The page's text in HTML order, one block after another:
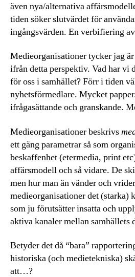
även nya/alternativa
tiden söker slutvärdet för
ingångsvärden. En verbifiering
Medieorganisationer tycker jag
ifrån detta perspektiv. Vad har vi
för oss i samhället? Förr i tiden
nyhetsförmedlare. Mycket
ifrågasättande och granskande.
Medieorganisationer beskrivs
ett gäng parametrar så som
beskaffenhet (etermedia, print
affärsmodell och så vidare. De
men hur man än vänder och
medieorganisationer det (starka)
som ju förutsätter insatta och
aktiva kanaler mellan samhällets
Betyder det då “bara”
historiska (och medietekniska)
att…?